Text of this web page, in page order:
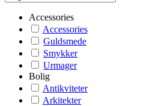
Accessories
Accessories
Guldsmede
Smykker
Urmager
Bolig
Antikviteter
Arkitekter